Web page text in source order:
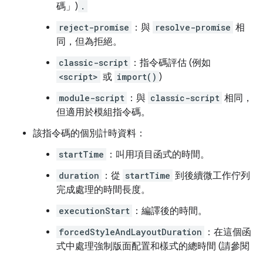
碼」) .
reject-promise
：與 resolve-promise 相
同，但為拒絕。
classic-script ：指令碼評估 (例如
<script> 或 import() )
module-script ：與 classic-script 相同，
但適用於模組指令碼。
該指令碼的個別計時資料：
startTime ：叫用項目函式的時間。
duration ：從 startTime 到後續微工作佇列
完成處理的時間長度。
executionStart ：編譯後的時間。
forcedStyleAndLayoutDuration
：在這個函
式中處理強制版面配置和樣式的總時間 (請參閱